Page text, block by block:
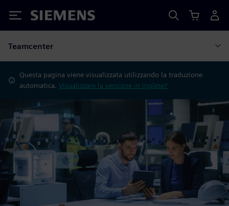
Siemens
Teamcenter
Questa pagina viene visualizzata utilizzando la traduzione
automatica.Visualizzare la versione in inglese?